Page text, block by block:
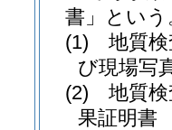
書」という
(1)
地質
び現場写
(2)
地質
果証明書